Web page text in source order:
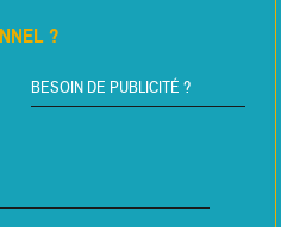
?
BESOIN DE PUBLICITÉ ?